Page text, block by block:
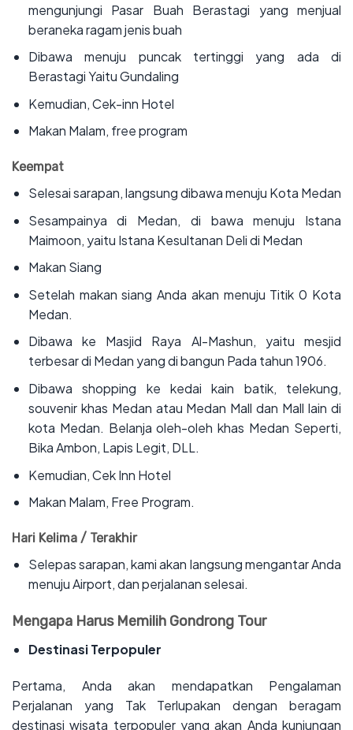
mengunjungi Pasar Buah Berastagi yang menjual
beraneka ragam jenis buah
‌Dibawa menuju puncak tertinggi yang ada di
Berastagi Yaitu Gundaling
‌Kemudian, Cek-inn Hotel
‌Makan Malam, free program
Keempat
‌Selesai sarapan, langsung dibawa menuju Kota Medan
‌Sesampainya di Medan, di bawa menuju Istana
Maimoon, yaitu Istana Kesultanan Deli di Medan
‌Makan Siang
‌Setelah makan siang Anda akan menuju Titik 0 Kota
Medan.
‌Dibawa ke Masjid Raya Al-Mashun, yaitu mesjid
terbesar di Medan yang di bangun Pada tahun 1906.
‌Dibawa shopping ke kedai kain batik, telekung,
souvenir khas Medan atau Medan Mall dan Mall lain di
kota Medan. Belanja oleh-oleh khas Medan Seperti,
Bika Ambon, Lapis Legit, DLL.
‌Kemudian, Cek Inn Hotel
‌Makan Malam, Free Program.
Hari Kelima / Terakhir
‌Selepas sarapan, kami akan langsung mengantar Anda
menuju Airport, dan perjalanan selesai.
Mengapa Harus Memilih Gondrong Tour
Destinasi Terpopuler
Pertama, Anda akan mendapatkan Pengalaman
Perjalanan yang Tak Terlupakan dengan beragam
destinasi wisata terpopuler yang akan Anda kunjungan